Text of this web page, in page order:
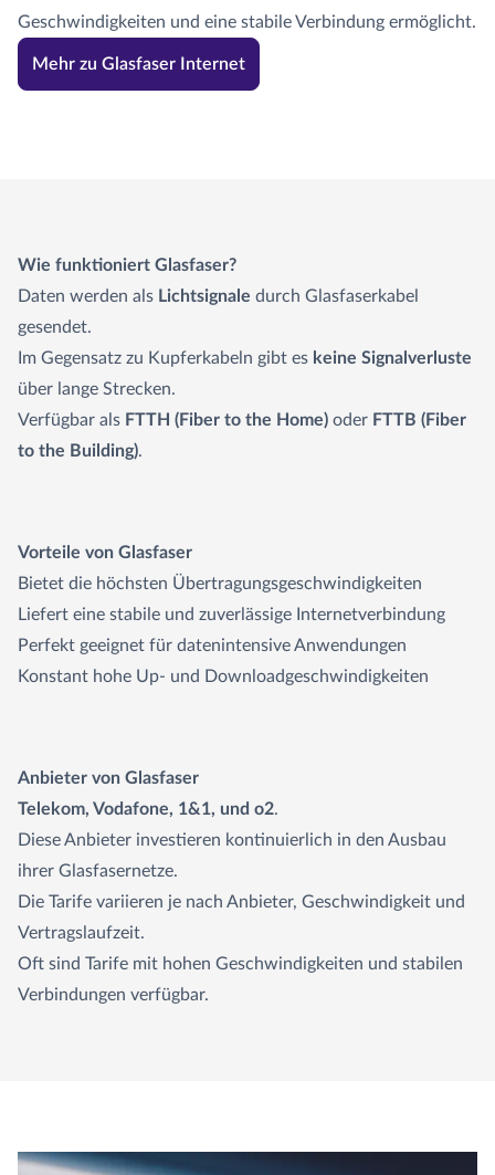
Geschwindigkeiten und eine stabile Verbindung ermöglicht.
Mehr zu Glasfaser Internet
Wie funktioniert Glasfaser?
Daten werden als Lichtsignale durch Glasfaserkabel
gesendet.
Im Gegensatz zu Kupferkabeln gibt es keine Signalverluste
über lange Strecken.
Verfügbar als FTTH (Fiber to the Home) oder FTTB (Fiber
to the Building).
Vorteile von Glasfaser
Bietet die höchsten Übertragungsgeschwindigkeiten
Liefert eine stabile und zuverlässige Internetverbindung
Perfekt geeignet für datenintensive Anwendungen
Konstant hohe Up- und Downloadgeschwindigkeiten
Anbieter von Glasfaser
Telekom, Vodafone, 1&1, und o2.
Diese Anbieter investieren kontinuierlich in den Ausbau
ihrer Glasfasernetze.
Die Tarife variieren je nach Anbieter, Geschwindigkeit und
Vertragslaufzeit.
Oft sind Tarife mit hohen Geschwindigkeiten und stabilen
Verbindungen verfügbar.